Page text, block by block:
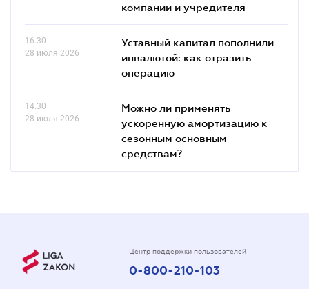
компании и учредителя
16.30
28 июля 2026
Уставный капитал пополнили
инвалютой: как отразить
операцию
14.30
28 июля 2026
Можно ли применять
ускоренную амортизацию к
сезонным основным
средствам?
Центр поддержки пользователей
0-800-210-103